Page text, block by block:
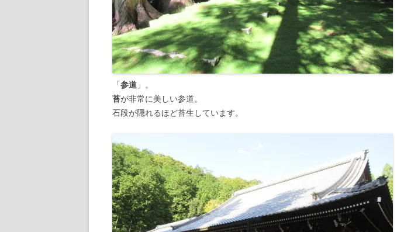
「参道 」。
苔が非常に美しい参道。
石段が隠れるほど苔生しています。